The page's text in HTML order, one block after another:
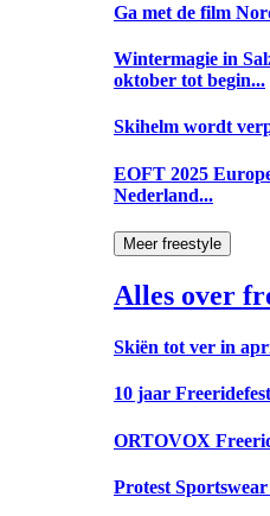
Ga met de film
Wintermagie in
oktober tot begin...
Skihelm wordt
EOFT 2025
Nederland...
Meer freestyle
Alles over
Skiën tot ver in
10 jaar
ORTOVOX
Protest